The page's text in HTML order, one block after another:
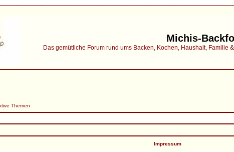
Michis-
Das gemütliche Forum rund ums Backen, Kochen, Haushalt, Familie
Themen
Impressum